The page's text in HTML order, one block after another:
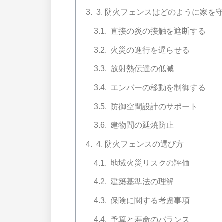
3. 防火フェンスはどのように家を
直接の炎の接触を遮断する
火災の進行を遅らせる
放射熱伝達の低減
エンバーの移動を制御する
防御空間設計のサポート
建物間の延焼防止
4. 防火フェンスの選び方
地域火災リスクの評価
建築基準法の理解
保険に関する考慮事項
予算と寿命のバランス